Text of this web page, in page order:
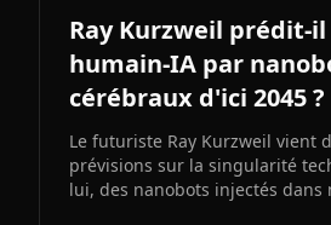
Ray Kurzweil prédit-
humain-IA par
cérébraux d'ici 2045 ?
Le futuriste Ray Kurzweil vient
prévisions sur la singularité
lui, des nanobots injectés dans